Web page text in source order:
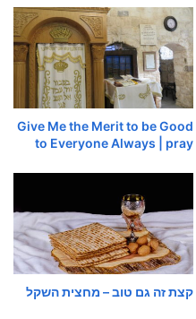
Give Me the Merit to be Good
to Everyone Always | pray
קצת זה גם טוב – מחצית השקל